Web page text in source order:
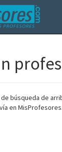
búsqueda de
en